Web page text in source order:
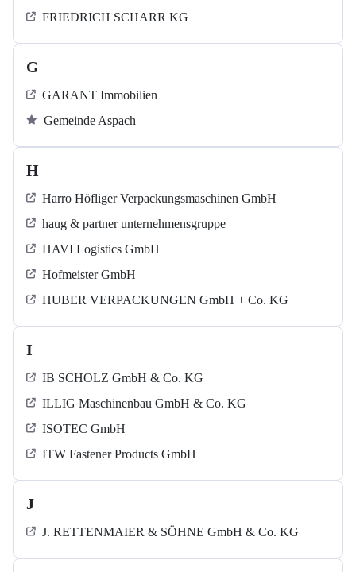
FRIEDRICH SCHARR KG
G
GARANT Immobilien
Gemeinde Aspach
H
Harro Höfliger Verpackungsmaschinen GmbH
haug & partner unternehmensgruppe
HAVI Logistics GmbH
Hofmeister GmbH
HUBER VERPACKUNGEN GmbH + Co. KG
I
IB SCHOLZ GmbH & Co. KG
ILLIG Maschinenbau GmbH & Co. KG
ISOTEC GmbH
ITW Fastener Products GmbH
J
J. RETTENMAIER & SÖHNE GmbH & Co. KG